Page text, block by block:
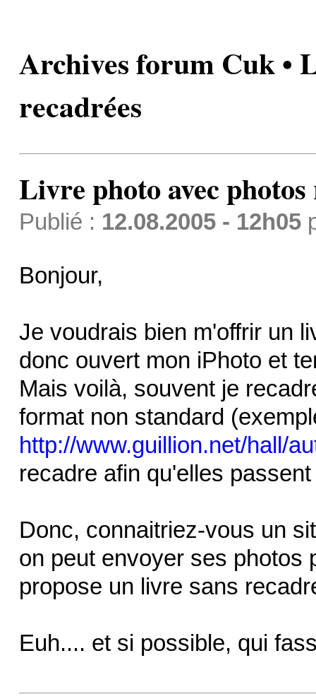
Archives forum Cuk •
recadrées
Livre photo avec photos
Publié : 12.08.2005 - 12h05
Bonjour,
Je voudrais bien m'offrir un
donc ouvert mon iPhoto et
Mais voilà, souvent je
format non standard
http://www.guillion.net/hall/
recadre afin qu'elles
Donc, connaitriez-vous un
on peut envoyer ses photos
propose un livre sans
Euh.... et si possible, qui